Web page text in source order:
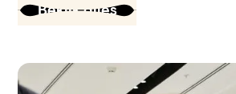
Bekijk alles